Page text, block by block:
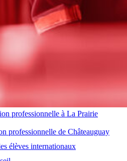
professionnelle à La Prairie
professionnelle de Châteauguay
élèves internationaux